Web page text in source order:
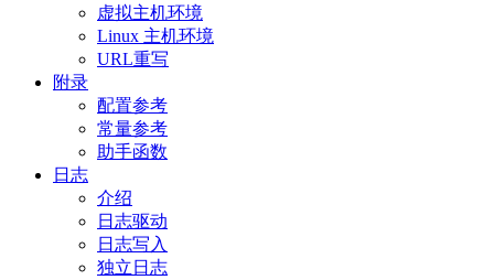
虚拟主机环境
Linux 主机环境
URL重写
附录
配置参考
常量参考
助手函数
日志
介绍
日志驱动
日志写入
独立日志